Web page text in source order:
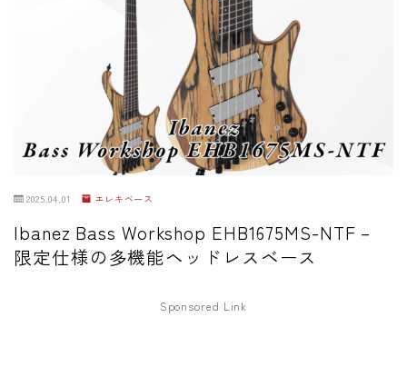
モジュレーション
コンプレッサー
チューナー
プリアンプ
シミュレーター
マルチエフェクター
イコライザー
リングモジュレータ
ワウペダル
2025.04.01 エレキベース
Ibanez Bass Workshop EHB1675MS-NTF –
限定仕様の多機能ヘッドレスベース
Sponsored Link